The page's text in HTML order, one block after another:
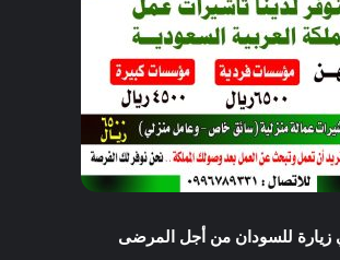
زيارة للسودان من أجل المرضى